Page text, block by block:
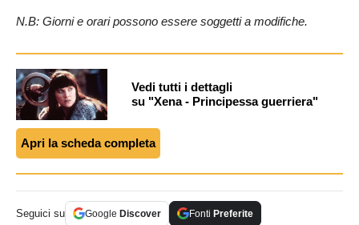
N.B: Giorni e orari possono essere soggetti a modifiche.
Vedi tutti i dettagli
su "Xena - Principessa guerriera"
Apri la scheda completa
Seguici su Google Discover Fonti Preferite